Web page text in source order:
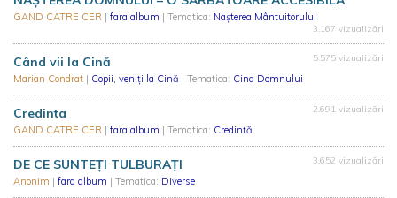
GAND CATRE CER | fara album | Tematica: Nașterea Mântuitorului
3.167 vizualizări
Când vii la Cină
Marian Condrat | Copii, veniţi la Cină | Tematica: Cina Domnului
5.575 vizualizări
Credinta
GAND CATRE CER | fara album | Tematica: Credință
2.691 vizualizări
DE CE SUNTEȚI TULBURAȚI
Anonim | fara album | Tematica: Diverse
3.652 vizualizări